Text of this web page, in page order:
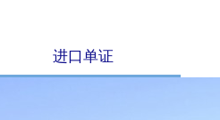
进口单证